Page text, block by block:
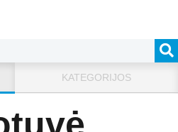
KATEGORIJOS